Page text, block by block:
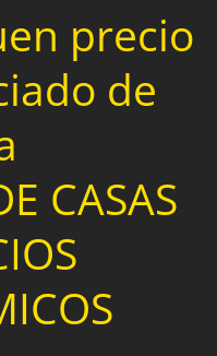
precio
de
CASAS